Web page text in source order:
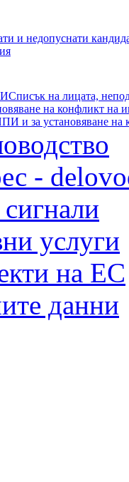
и недопуснати
Списък на лицата,
на конфликт на
и за установяване на
-
услуги
на ЕС
данни